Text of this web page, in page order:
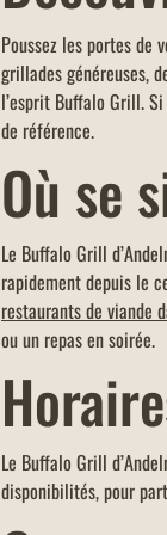
COMMANDEZ À
Commandez à
votre restaurant
dîner en famille ou
une pause déjeuner
Poussez les portes de
grillades généreuses,
l’esprit Buffalo Grill.
de référence.
Où se
Le Buffalo Grill
rapidement depuis le
restaurants de viande
ou un repas en soirée.
Le Buffalo Grill
disponibilités, pour